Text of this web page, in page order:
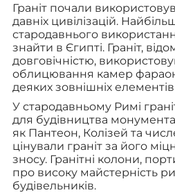
Граніт почали
давніх цивілізацій.
стародавнього
знайти в Єгипті. Граніт,
довговічністю,
облицювання камер
деяких зовнішніх елементів
У стародавньому Римі
для будівництва
як Пантеон, Колізей та
цінували граніт за його
зносу. Гранітні колони,
про високу майстерність
будівельників.